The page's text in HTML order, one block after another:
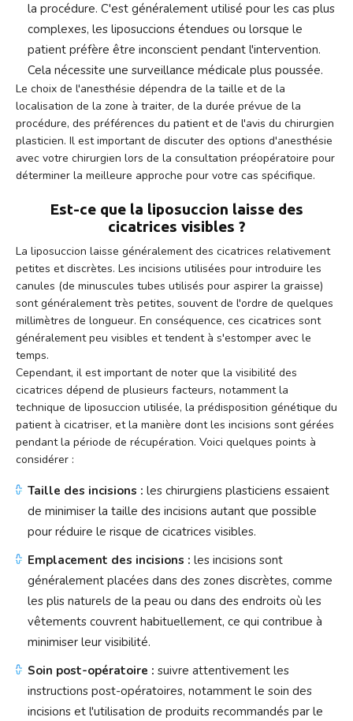
la procédure. C'est généralement utilisé pour les cas plus
complexes, les liposuccions étendues ou lorsque le
patient préfère être inconscient pendant l'intervention.
Cela nécessite une surveillance médicale plus poussée.
Le choix de l'anesthésie dépendra de la taille et de la
localisation de la zone à traiter, de la durée prévue de la
procédure, des préférences du patient et de l'avis du chirurgien
plasticien. Il est important de discuter des options d'anesthésie
avec votre chirurgien lors de la consultation préopératoire pour
déterminer la meilleure approche pour votre cas spécifique.
Est-ce que la liposuccion laisse des
cicatrices visibles ?
La liposuccion laisse généralement des cicatrices relativement
petites et discrètes. Les incisions utilisées pour introduire les
canules (de minuscules tubes utilisés pour aspirer la graisse)
sont généralement très petites, souvent de l'ordre de quelques
millimètres de longueur. En conséquence, ces cicatrices sont
généralement peu visibles et tendent à s'estomper avec le
temps.
Cependant, il est important de noter que la visibilité des
cicatrices dépend de plusieurs facteurs, notamment la
technique de liposuccion utilisée, la prédisposition génétique du
patient à cicatriser, et la manière dont les incisions sont gérées
pendant la période de récupération. Voici quelques points à
considérer :
Taille des incisions : les chirurgiens plasticiens essaient
de minimiser la taille des incisions autant que possible
pour réduire le risque de cicatrices visibles.
Emplacement des incisions : les incisions sont
généralement placées dans des zones discrètes, comme
les plis naturels de la peau ou dans des endroits où les
vêtements couvrent habituellement, ce qui contribue à
minimiser leur visibilité.
Soin post-opératoire : suivre attentivement les
instructions post-opératoires, notamment le soin des
incisions et l'utilisation de produits recommandés par le